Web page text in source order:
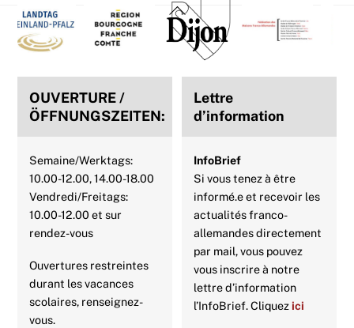
Back
To
Top
OUVERTURE /
ÖFFNUNGSZEITEN:
Semaine/Werktags:
10.00-12.00, 14.00-18.00
Vendredi/Freitags:
10.00-12.00 et sur
rendez-vous
Ouvertures restreintes
durant les vacances
scolaires, renseignez-
vous.
Lettre
d’information
InfoBrief
Si vous tenez à être
informé.e et recevoir les
actualités franco-
allemandes directement
par mail, vous pouvez
vous inscrire à notre
lettre d’information
l’InfoBrief. Cliquezici